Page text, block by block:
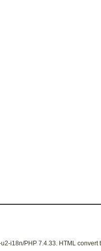
i18n/PHP 7.4.33. HTML convert